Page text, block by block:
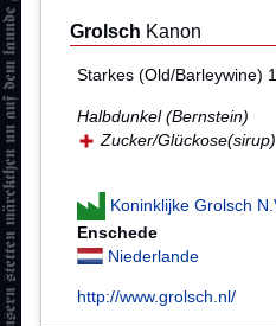
Grolsch Kanon
Starkes (Old/Barleywine)
Halbdunkel (Bernstein)
Zucker/Glückose(sirup)
Koninklijke Grolsch
Enschede
Niederlande
http://www.grolsch.nl/